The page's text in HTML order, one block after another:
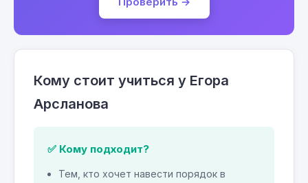
Кому стоит учиться у Егора
Арсланова
✅ Кому подходит?
Тем, кто хочет навести порядок в